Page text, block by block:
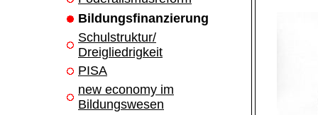
Bildungsfinanzierung
Schulstruktur/
Dreigliedrigkeit
PISA
new economy im
Bildungswesen